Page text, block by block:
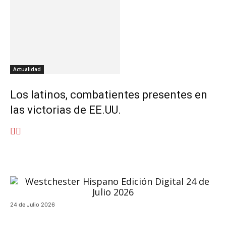
Actualidad
Los latinos, combatientes presentes en
las victorias de EE.UU.
24 de Julio 2026